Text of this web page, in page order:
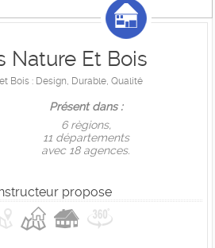
Nature Et Bois
Bois : Design, Durable, Qualité
Présent dans :
6 règions,
11 départements
avec 18 agences.
propose